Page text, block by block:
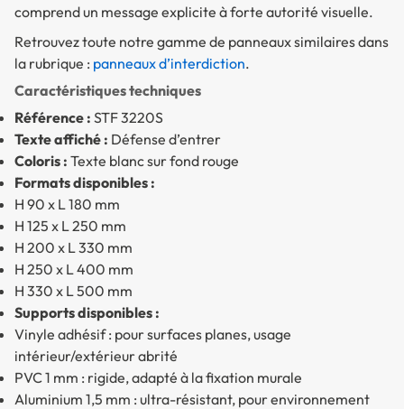
comprend un message explicite à forte autorité visuelle.
Retrouvez toute notre gamme de panneaux similaires dans
la rubrique : panneaux d’interdiction.
Caractéristiques techniques
Référence : STF 3220S
Texte affiché : Défense d’entrer
Coloris : Texte blanc sur fond rouge
Formats disponibles :
H 90 x L 180 mm
H 125 x L 250 mm
H 200 x L 330 mm
H 250 x L 400 mm
H 330 x L 500 mm
Supports disponibles :
Vinyle adhésif : pour surfaces planes, usage
intérieur/extérieur abrité
PVC 1 mm : rigide, adapté à la fixation murale
Aluminium 1,5 mm : ultra-résistant, pour environnement